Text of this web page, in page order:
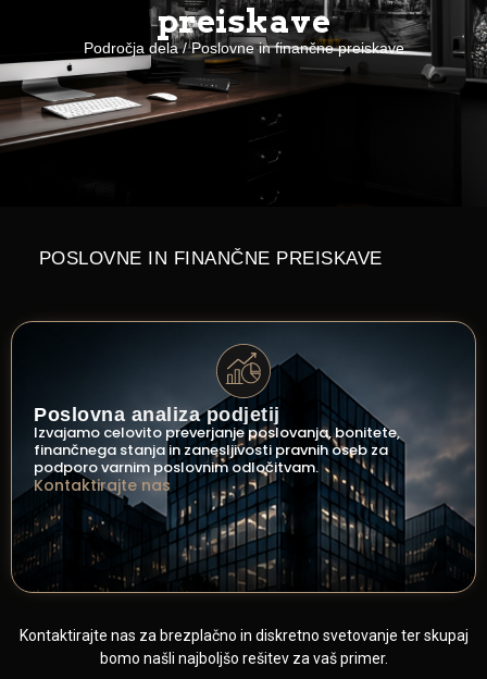
preiskave
Področja dela / Poslovne in finančne preiskave
POSLOVNE IN FINANČNE PREISKAVE
Poslovna analiza podjetij
Izvajamo celovito preverjanje poslovanja, bonitete,
finančnega stanja in zanesljivosti pravnih oseb za
podporo varnim poslovnim odločitvam.
Kontaktirajte nas
Kontaktirajte nas za brezplačno in diskretno svetovanje ter skupaj
bomo našli najboljšo rešitev za vaš primer.